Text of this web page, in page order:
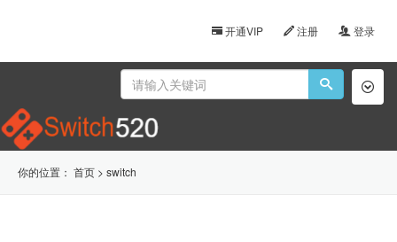
开通VIP 注册 登录
你的位置： 首页 > switch